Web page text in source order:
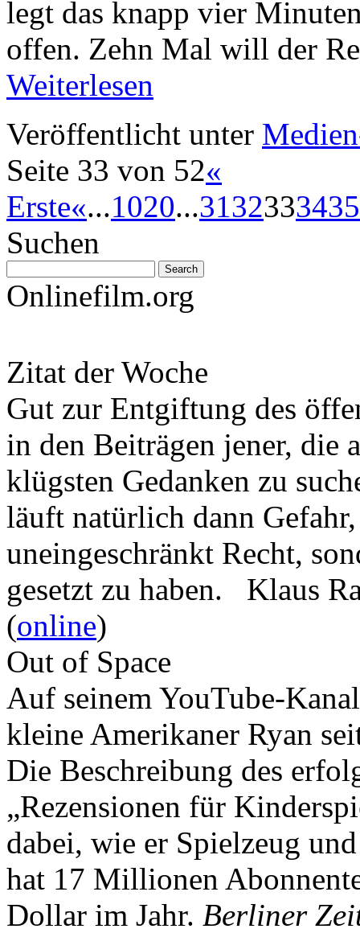
legt das knapp vier
offen. Zehn Mal will der
Weiterlesen
Veröffentlicht unter
Seite 33 von 52«
Erste«...1020...3132333435
Suchen
Onlinefilm.org
Zitat der Woche
Gut zur Entgiftung des
in den Beiträgen jener, die
klügsten Gedanken zu
läuft natürlich dann
uneingeschränkt Recht,
gesetzt zu haben. Klaus
(online)
Out of Space
Auf seinem YouTube-
kleine Amerikaner Ryan
Die Beschreibung des
„Rezensionen für
dabei, wie er Spielzeug
hat 17 Millionen
Dollar im Jahr. Berliner